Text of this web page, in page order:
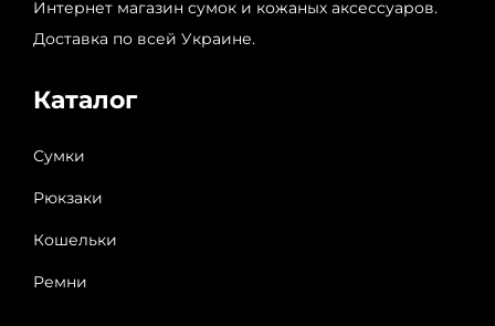
Интернет магазин сумок и кожаных аксессуаров.
Доставка по всей Украине.
Каталог
Сумки
Рюкзаки
Кошельки
Ремни